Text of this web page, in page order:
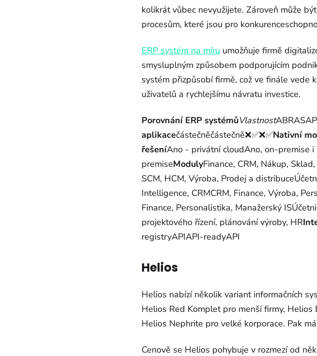
kolikrát vůbec nevyužijete. Zároveň může
procesům, které jsou pro
ERP systém na míru umožňuje firmě
smysluplným způsobem podporujícím
systém přizpůsobí firmě, což ve finále vede
uživatelů a rychlejšímu návratu investice.
Porovnání ERP systémůVlastnost
aplikacečástečněčástečně❌✅❌✅Nativní
řešeníAno - privátní cloudAno, on-premise i
premiseModulyFinance, CRM, Nákup,
SCM, HCM, Výroba, Prodej a
Intelligence, CRMCRM, Finance, Výroba,
Finance, Personalistika, Manažerský
projektového řízení, plánování výroby, HR
registryAPIAPI-readyAPI
Helios
Helios nabízí několik variant informačních
Helios Red Komplet pro menší firmy,
Helios Nephrite pro velké korporace. Pak
Cenově se Helios pohybuje v rozmezí od